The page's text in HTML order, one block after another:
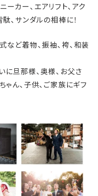
カー、エアリフト、アク
駄、サンダルの相棒に！
ど着物、振袖、袴、和装
旦那様、奥様、お父さ
ゃん、子供、ご家族にギフ